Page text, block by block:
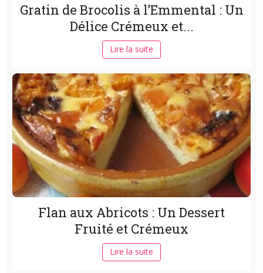
Gratin de Brocolis à l’Emmental : Un
Délice Crémeux et...
Lire la suite
Flan aux Abricots : Un Dessert
Fruité et Crémeux
Lire la suite